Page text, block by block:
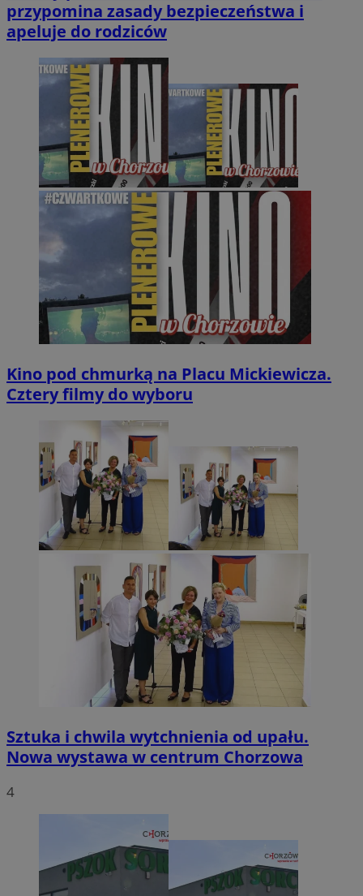
przypomina zasady bezpieczeństwa i
apeluje do rodziców
Kino pod chmurką na Placu Mickiewicza.
Cztery filmy do wyboru
Sztuka i chwila wytchnienia od upału.
Nowa wystawa w centrum Chorzowa
4